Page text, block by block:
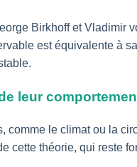
Birkhoff et
est équivalente à
leur
le climat ou la
cette théorie, qui reste